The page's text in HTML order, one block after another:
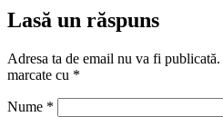
Lasă un răspuns
Adresa ta de email nu va fi publicată.
marcate cu *
Nume *